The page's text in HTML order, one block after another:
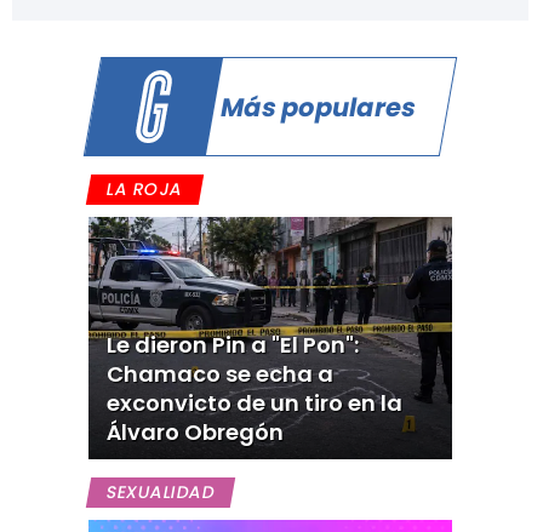
Más populares
LA ROJA
Le dieron Pin a "El Pon":
Chamaco se echa a
exconvicto de un tiro en la
Álvaro Obregón
SEXUALIDAD